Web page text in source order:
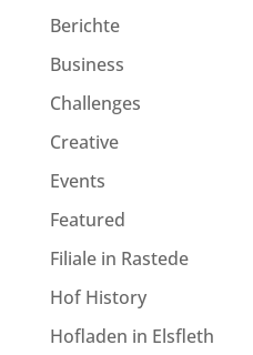
Berichte
Business
Challenges
Creative
Events
Featured
Filiale in Rastede
Hof History
Hofladen in Elsfleth